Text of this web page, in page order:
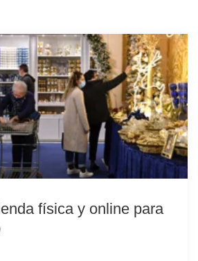
física y online para